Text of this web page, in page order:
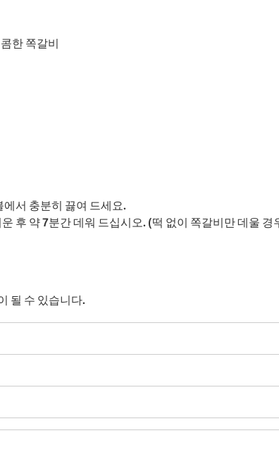
한 쪽갈비
서 충분히 끓여 드세요.
후 약 7분간 데워 드십시오. (떡 없이 쪽갈비만 데울 경
될 수 있습니다.